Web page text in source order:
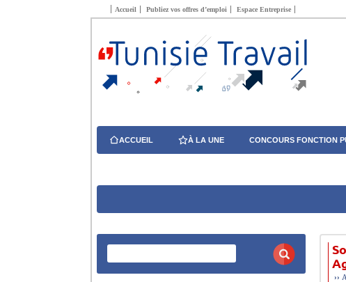
Accueil Publiez vos offres d’emploi Espace Entreprise
ACCUEIL À LA UNE CONCOURS FONCTION
››